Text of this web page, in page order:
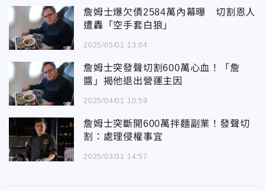
詹姆士爆欠債2584萬內幕曝 切割恩人
遭轟「空手套白狼」
2025/05/01 13:04
詹姆士突發聲切割600萬心血！「詹
醬」揭他退出營運主因
2025/04/01 10:59
詹姆士突斷開600萬拌麵副業！發聲切
割：處理侵權事宜
2025/03/31 14:57